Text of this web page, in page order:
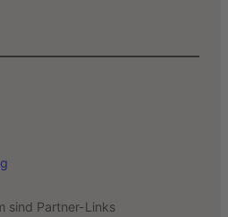
sind Partner-Links